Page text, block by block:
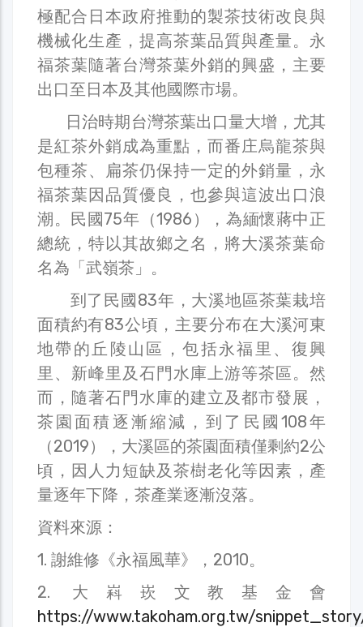
極配合日本政府推動的製茶技術改良與
機械化生產，提高茶葉品質與產量。永
福茶葉隨著台灣茶葉外銷的興盛，主要
出口至日本及其他國際市場。
日治時期台灣茶葉出口量大增，尤其
是紅茶外銷成為重點，而番庄烏龍茶與
包種茶、扁茶仍保持一定的外銷量，永
福茶葉因品質優良，也參與這波出口浪
潮。民國75年（1986），為緬懷蔣中正
總統，特以其故鄉之名，將大溪茶葉命
名為「武嶺茶」。
到了民國83年，大溪地區茶葉栽培
面積約有83公頃，主要分布在大溪河東
地帶的丘陵山區，包括永福里、復興
里、新峰里及石門水庫上游等茶區。然
而，隨著石門水庫的建立及都市發展，
茶園面積逐漸縮減，到了民國108年
（2019），大溪區的茶園面積僅剩約2公
頃，因人力短缺及茶樹老化等因素，產
量逐年下降，茶產業逐漸沒落。
資料來源：
1. 謝維修《永福風華》，2010。
2. 大嵙崁文教基金會
https://www.takoham.org.tw/